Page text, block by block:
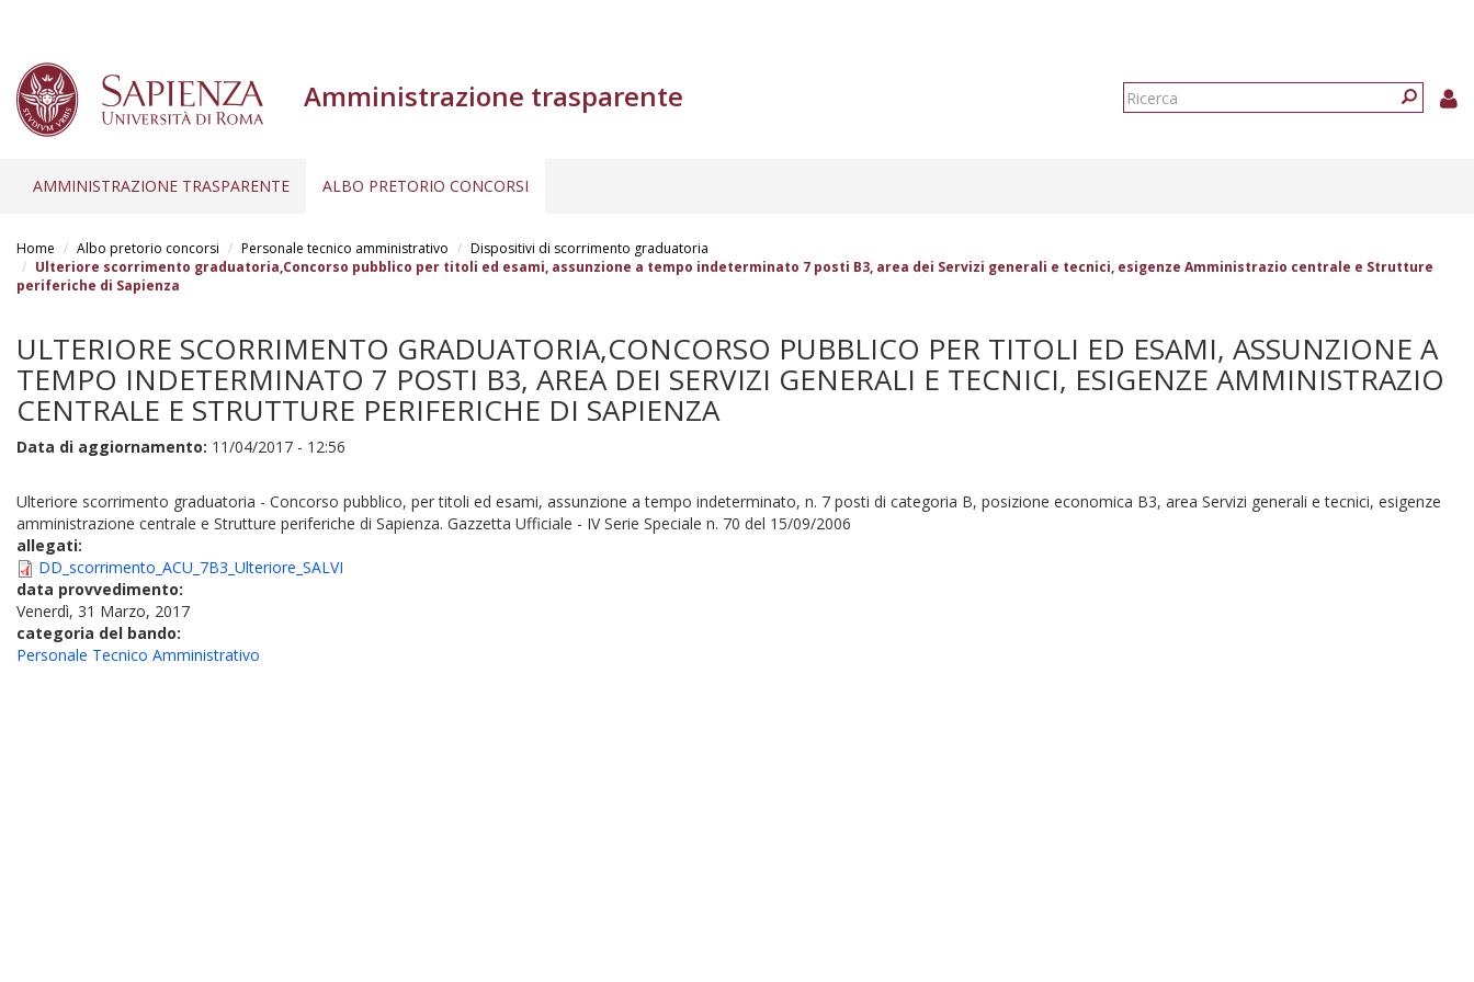
contenuto
principale
Amministrazione trasparente
Form
AMMINISTRAZIONE TRASPARENTE ALBO PRETORIO CONCORSI
Home Albo pretorio concorsi Personale tecnico amministrativo
Dispositivi di scorrimento graduatoria
Ulteriore scorrimento graduatoria,Concorso pubblico per titoli ed esami, assunzione a tempo indeterminato 7 posti B3, area dei Servizi generali e tecnici, esigenze Amministrazio centrale e Strutture
periferiche di Sapienza
ULTERIORE SCORRIMENTO GRADUATORIA,CONCORSO PUBBLICO PER TITOLI ED ESAMI, ASSUNZIONE A
TEMPO INDETERMINATO 7 POSTI B3, AREA DEI SERVIZI GENERALI E TECNICI, ESIGENZE AMMINISTRAZIO
CENTRALE E STRUTTURE PERIFERICHE DI SAPIENZA
Data di aggiornamento: 11/04/2017 - 12:56
Ulteriore scorrimento graduatoria - Concorso pubblico, per titoli ed esami, assunzione a tempo indeterminato, n. 7 posti di categoria B, posizione economica B3, area Servizi generali e tecnici, esigenze
amministrazione centrale e Strutture periferiche di Sapienza. Gazzetta Ufficiale - IV Serie Speciale n. 70 del 15/09/2006
allegati:
DD_scorrimento_ACU_7B3_Ulteriore_SALVI
data provvedimento:
Venerdì, 31 Marzo, 2017
categoria del bando:
Personale Tecnico Amministrativo